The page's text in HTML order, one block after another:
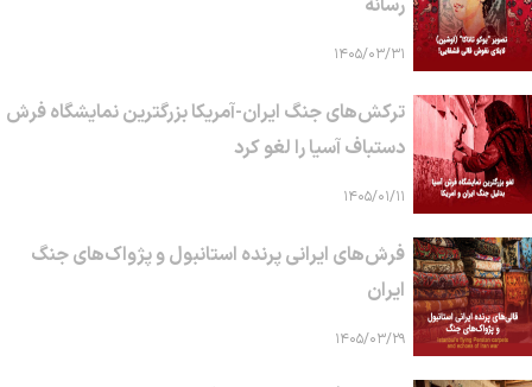
رسانه
۱۴۰۵/۰۳/۳۱
ترکش‌های جنگ ایران-آمریکا بزرگترین نمایشگاه فرش
دستباف آسیا را لغو کرد
۱۴۰۵/۰۱/۱۱
فرش‌های ایرانی پرنده استانبول و پژواک‌های جنگ
ایران
۱۴۰۵/۰۳/۲۹